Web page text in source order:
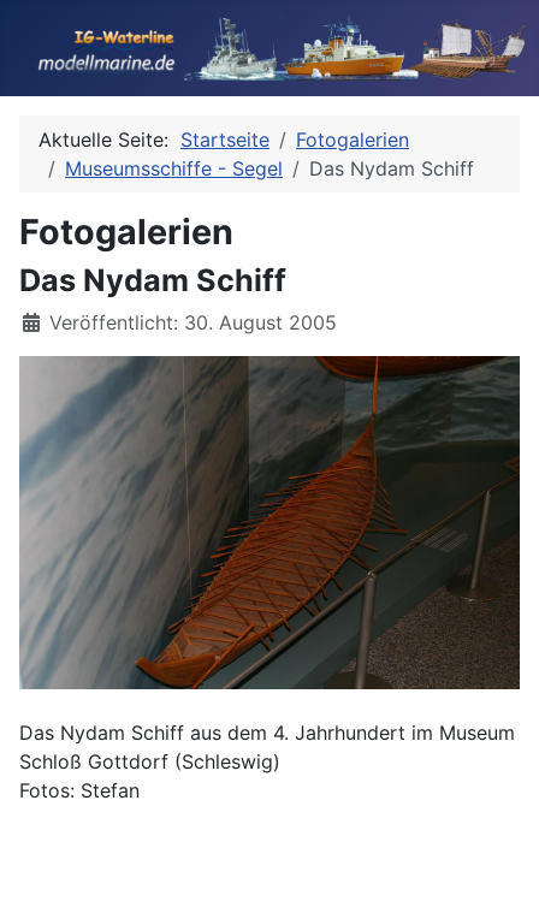
Aktuelle Seite: Startseite
Fotogalerien
Museumsschiffe - Segel
Das Nydam Schiff
Fotogalerien
Das Nydam Schiff
Details
Veröffentlicht: 30. August 2005
Das Nydam Schiff aus dem 4. Jahrhundert im Museum
Schloß Gottdorf (Schleswig)
Fotos: Stefan